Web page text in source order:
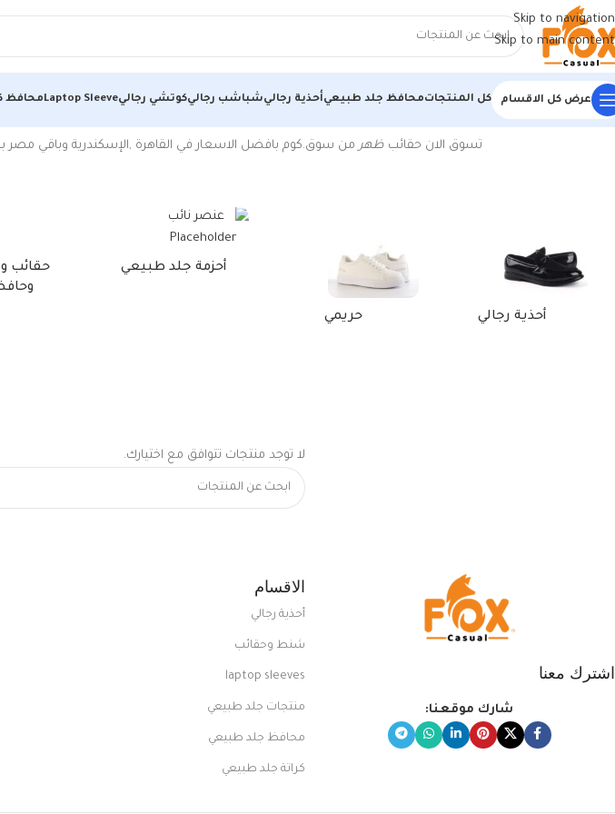
Skip to navigation
Skip to main content
عرض كل الاقسام كل المنتجاتمحافظ جلد طبيعيأحذية رجاليشباشب رجاليكوتشي رجاليLaptop Sleeveمحافظ
الرئيسية/منتجات تحت الوسم “شنط ظهر شبابي”
تسوق الان حقائب ظهرمن سوق.كوم بافضل الاسعار في القاهرة ,الإسكندرية وباقي مصر بخصومات تصل الى 70% على اكثر من
أحذية رجالي حريمي
أحزمة جلد طبيعي
حقائب
لا توجد منتجات تتوافق مع اختيارك.
اشترك معنا
شارك موقعنا:
الاقسام
أحذية رجالي
شنط وحقائب
laptop sleeves
منتجات جلد طبيعي
محافظ جلد طبيعي
كراتة جلد طبيعي